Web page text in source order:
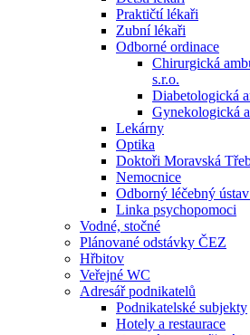
Praktičtí lékaři
Zubní lékaři
Odborné ordinace
Chirurgická
s.r.o.
Diabetologická
Gynekologická
Lekárny
Optika
Doktoři Moravská
Nemocnice
Odborný léčebný
Linka psychopomoci
Vodné, stočné
Plánované odstávky ČEZ
Hřbitov
Veřejné WC
Adresář podnikatelů
Podnikatelské subjekty
Hotely a restaurace